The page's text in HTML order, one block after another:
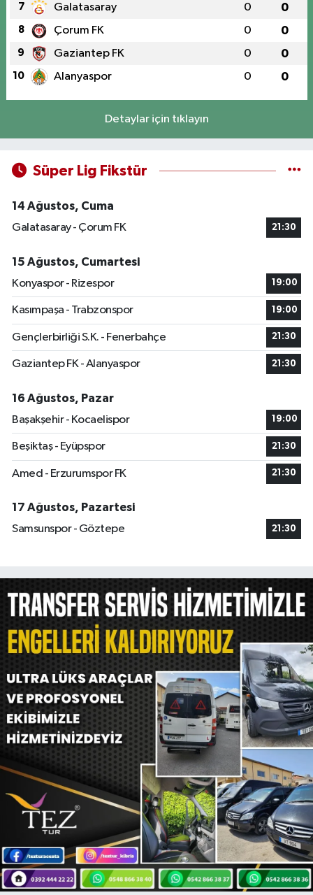
7 Galatasaray 0 0
8 Çorum FK 0 0
9 Gaziantep FK 0 0
10 Alanyaspor 0 0
Detaylar için tıklayın
Süper Lig Fikstür
14 Ağustos, Cuma
Galatasaray - Çorum FK
21:30
15 Ağustos, Cumartesi
Konyaspor - Rizespor
19:00
Kasımpaşa - Trabzonspor 19:00
Gençlerbirliği S.K. - Fenerbahçe 21:30
Gaziantep FK - Alanyaspor 21:30
16 Ağustos, Pazar
Başakşehir - Kocaelispor
19:00
Beşiktaş - Eyüpspor 21:30
Amed - Erzurumspor FK 21:30
17 Ağustos, Pazartesi
Samsunspor - Göztepe
21:30